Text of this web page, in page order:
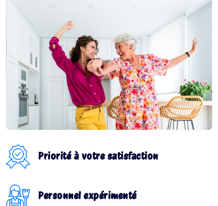
Priorité à votre satisfaction
Personnel expérimenté